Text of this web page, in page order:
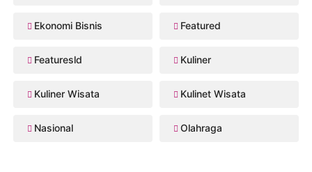
Ekonomi Bisnis Featured
Featuresld Kuliner
Kuliner Wisata Kulinet Wisata
Nasional Olahraga